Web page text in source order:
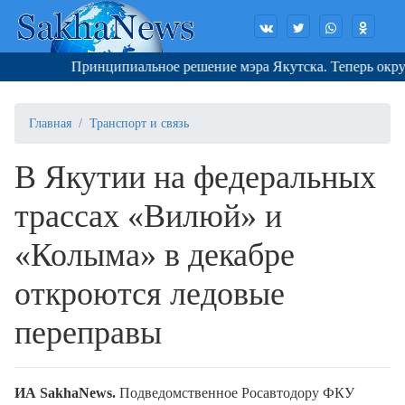
Принципиальное решение мэра Якутска. Теперь округа
Главная Транспорт и связь
В Якутии на федеральных
трассах «Вилюй» и
«Колыма» в декабре
откроются ледовые
переправы
ИА SakhaNews. Подведомственное Росавтодору ФКУ